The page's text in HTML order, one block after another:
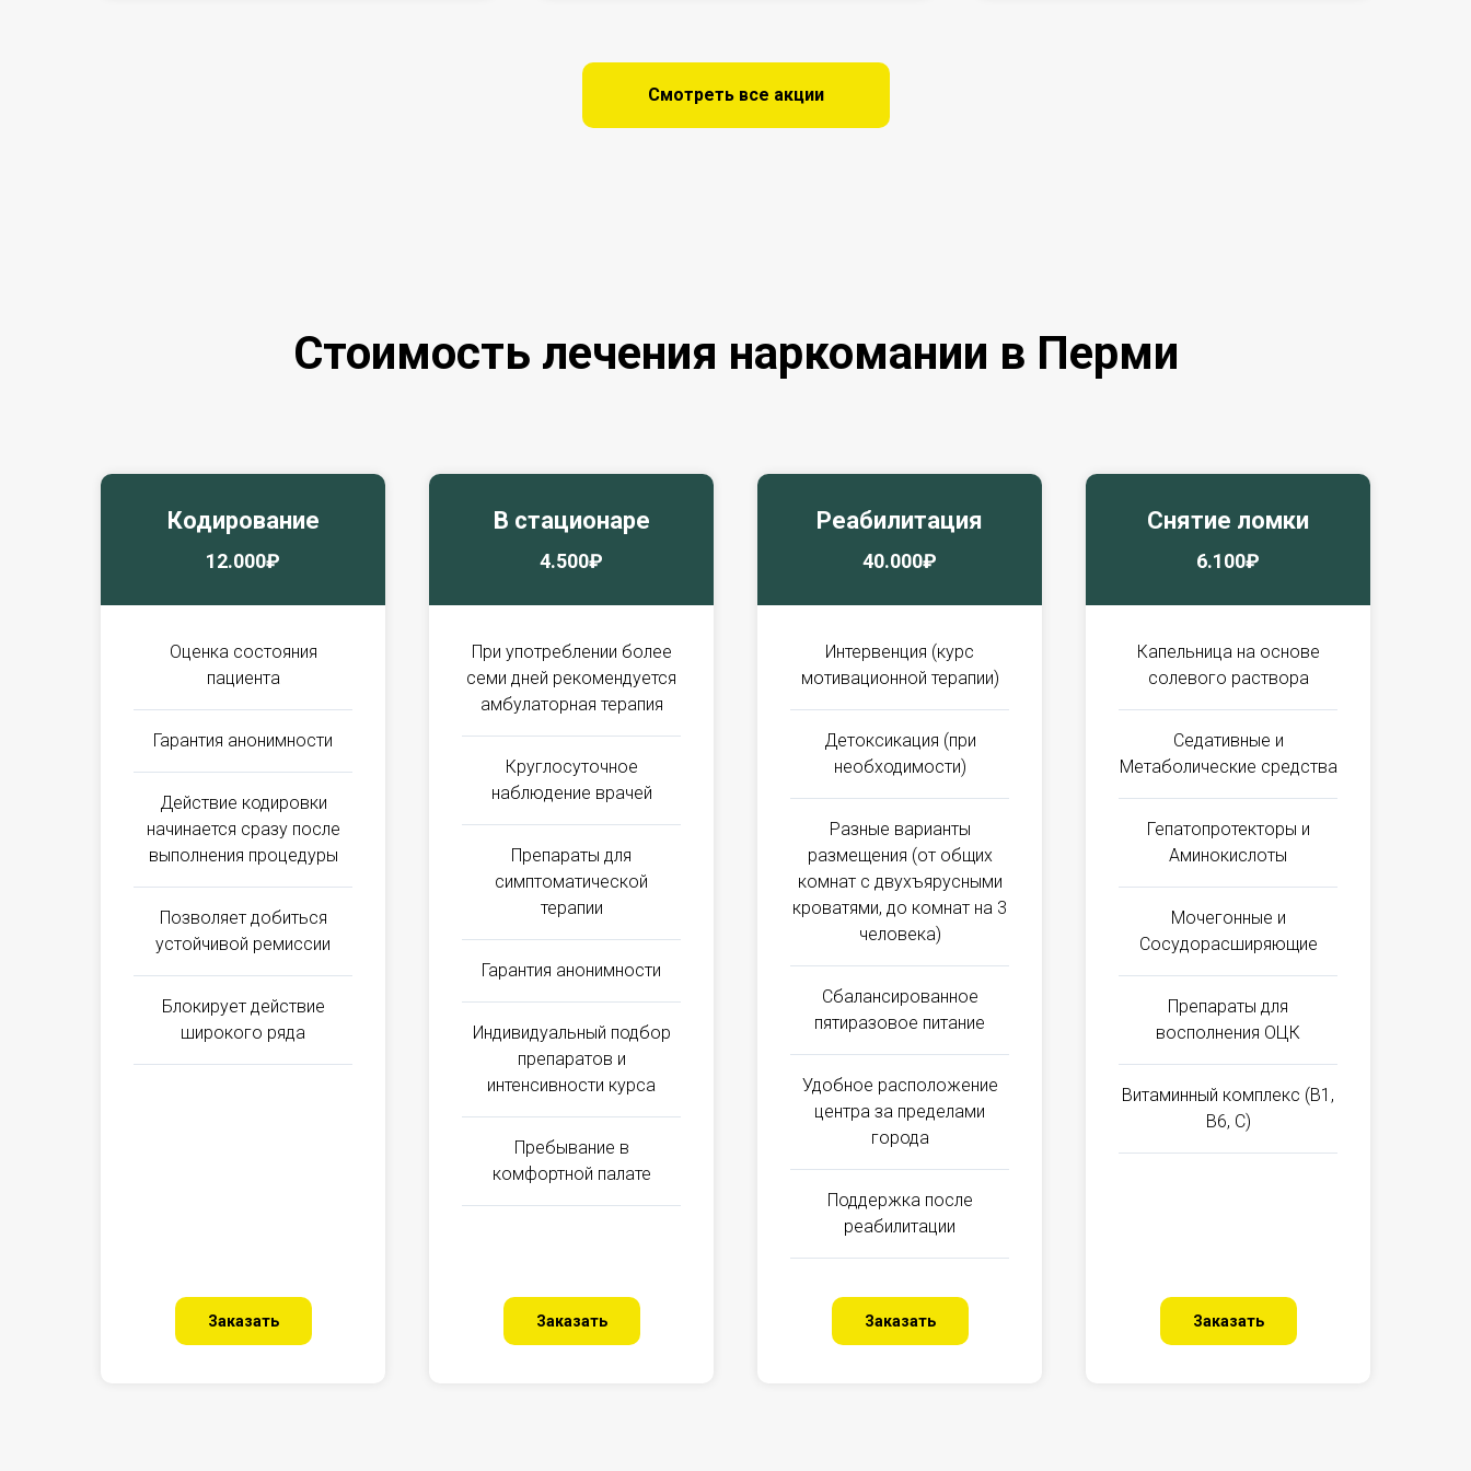
В центре «Берег Надежды» мы работаем с несовершеннолетними и их родителями, помогая вернуть здоровье, доверие и устойчивость.
Свяжитесь с нами, чтобы обсудить ситуацию и записаться на консультацию — мы готовы пройти этот путь вместе с вашей семьёй.
Смотреть все акции
Стоимость лечения наркомании в Перми
Кодирование
12.000₽
Оценка состояния
пациента
Гарантия анонимности
Действие кодировки
начинается сразу после
выполнения процедуры
Позволяет добиться
устойчивой ремиссии
Блокирует действие
широкого ряда
Заказать
В стационаре
4.500₽
При употреблении более
семи дней рекомендуется
амбулаторная терапия
Круглосуточное
наблюдение врачей
Препараты для
симптоматической
терапии
Гарантия анонимности
Индивидуальный подбор
препаратов и
интенсивности курса
Пребывание в
комфортной палате
Заказать
Реабилитация
40.000₽
Интервенция (курс
мотивационной терапии)
Детоксикация (при
необходимости)
Разные варианты
размещения (от общих
комнат с двухъярусными
кроватями, до комнат на 3
человека)
Сбалансированное
пятиразовое питание
Удобное расположение
центра за пределами
города
Поддержка после
реабилитации
Заказать
Снятие ломки
6.100₽
Капельница на основе
солевого раствора
Седативные и
Метаболические средства
Гепатопротекторы и
Аминокислоты
Мочегонные и
Сосудорасширяющие
Препараты для
восполнения ОЦК
Витаминный комплекс (B1,
B6, C)
Заказать